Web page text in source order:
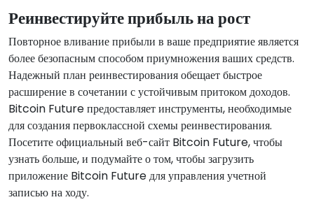
Реинвестируйте прибыль на рост
Повторное вливание прибыли в ваше предприятие является
более безопасным способом приумножения ваших средств.
Надежный план реинвестирования обещает быстрое
расширение в сочетании с устойчивым притоком доходов.
Bitcoin Future предоставляет инструменты, необходимые
для создания первоклассной схемы реинвестирования.
Посетите официальный веб-сайт Bitcoin Future, чтобы
узнать больше, и подумайте о том, чтобы загрузить
приложение Bitcoin Future для управления учетной
записью на ходу.